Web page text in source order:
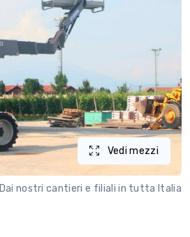
Vedi mezzi
Dai nostri cantieri e filiali in tutta Italia